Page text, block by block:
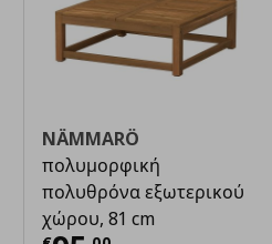
NÄMMARÖ
πολυμορφική
πολυθρόνα εξωτερικού
χώρου, 81 cm